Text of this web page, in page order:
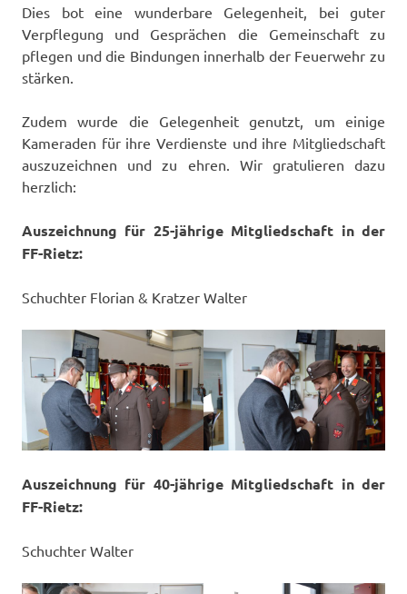
Dies bot eine wunderbare Gelegenheit, bei guter
Verpflegung und Gesprächen die Gemeinschaft zu
pflegen und die Bindungen innerhalb der Feuerwehr zu
stärken.
Zudem wurde die Gelegenheit genutzt, um einige
Kameraden für ihre Verdienste und ihre Mitgliedschaft
auszuzeichnen und zu ehren. Wir gratulieren dazu
herzlich:
Auszeichnung für 25-jährige Mitgliedschaft in der
FF-Rietz:
Schuchter Florian & Kratzer Walter
Auszeichnung für 40-jährige Mitgliedschaft in der
FF-Rietz:
Schuchter Walter